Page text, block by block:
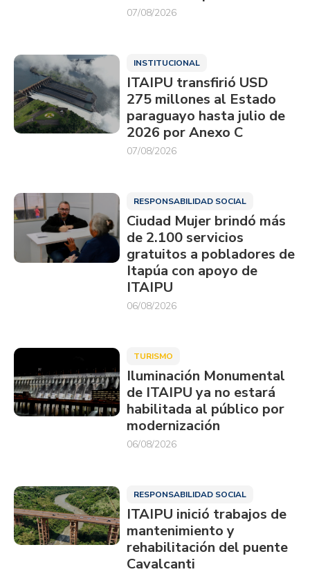
07/08/2026
INSTITUCIONAL
ITAIPU transfirió USD
275 millones al Estado
paraguayo hasta julio de
2026 por Anexo C
07/08/2026
RESPONSABILIDAD SOCIAL
Ciudad Mujer brindó más
de 2.100 servicios
gratuitos a pobladores de
Itapúa con apoyo de
ITAIPU
06/08/2026
TURISMO
Iluminación Monumental
de ITAIPU ya no estará
habilitada al público por
modernización
06/08/2026
RESPONSABILIDAD SOCIAL
ITAIPU inició trabajos de
mantenimiento y
rehabilitación del puente
Cavalcanti